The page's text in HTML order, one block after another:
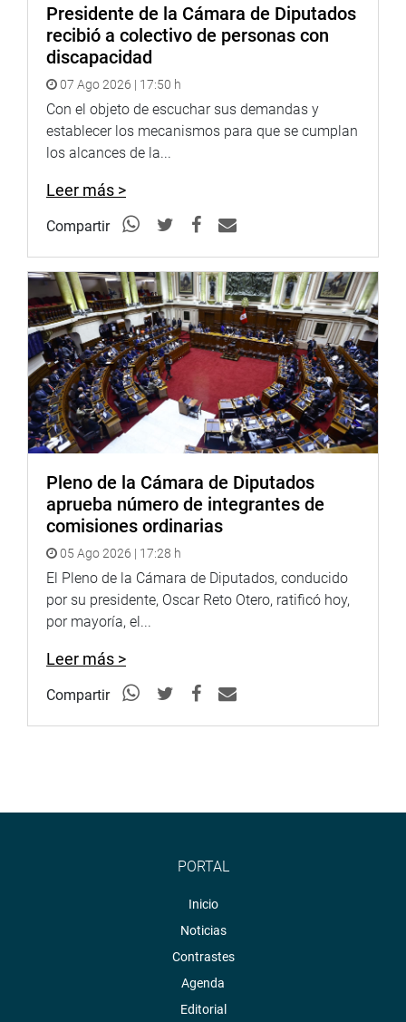
Presidente de la Cámara de Diputados
recibió a colectivo de personas con
discapacidad
07 Ago 2026 | 17:50 h
Con el objeto de escuchar sus demandas y
establecer los mecanismos para que se cumplan
los alcances de la...
Leer más >
Compartir
Pleno de la Cámara de Diputados
aprueba número de integrantes de
comisiones ordinarias
05 Ago 2026 | 17:28 h
El Pleno de la Cámara de Diputados, conducido
por su presidente, Oscar Reto Otero, ratificó hoy,
por mayoría, el...
Leer más >
Compartir
PORTAL
Inicio
Noticias
Contrastes
Agenda
Editorial